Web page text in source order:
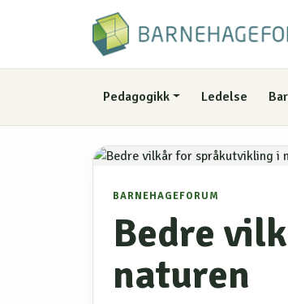
Pedagogikk Ledelse
BARNEHAGEFORUM
Bedre
naturen